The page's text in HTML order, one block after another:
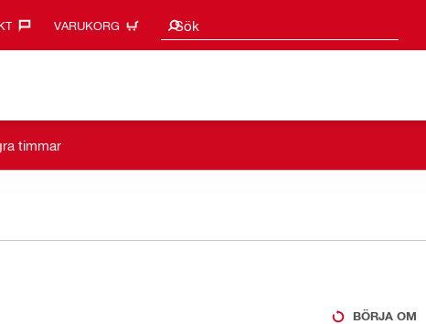
VARUKORG Sök
Sökförslag
timmar
BÖRJA OM